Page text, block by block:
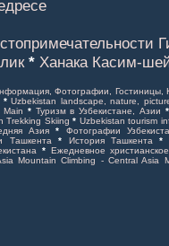
* Ханака Касим-
Фотографии, Гостиницы,
*Uzbekistan landscape, nature,
Main * Туризм в Узбекистане, Азии
Trekking Skiing * Uzbekistan tourism
Азия * Фотографии
Ташкента * История Ташкента *
* Ежедневное
Mountain Climbing - Central Asia